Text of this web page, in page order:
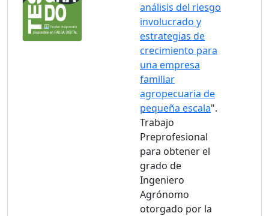
análisis del riesgo
involucrado y
estrategias de
crecimiento para
una empresa
familiar
agropecuaria de
pequeña escala".
Trabajo
Preprofesional
para obtener el
grado de
Ingeniero
Agrónomo
otorgado por la